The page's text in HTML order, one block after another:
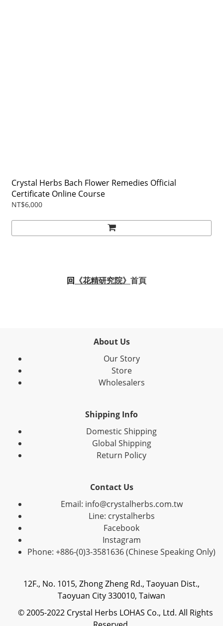
Crystal Herbs Bach Flower Remedies Official
Certificate Online Course
NT$6,000
回 《花精研究院》 首頁
About Us
Our Story
Store
Wholesalers
Shipping Info
Domestic Shipping
Global Shipping
Return Policy
Contact Us
Email: info@crystalherbs.com.tw
Line: crystalherbs
Facebook
Instagram
Phone: +886-(0)3-3581636 (Chinese Speaking Only)
12F., No. 1015, Zhong Zheng Rd., Taoyuan Dist.,
Taoyuan City 330010, Taiwan
© 2005-2022 Crystal Herbs LOHAS Co., Ltd. All Rights